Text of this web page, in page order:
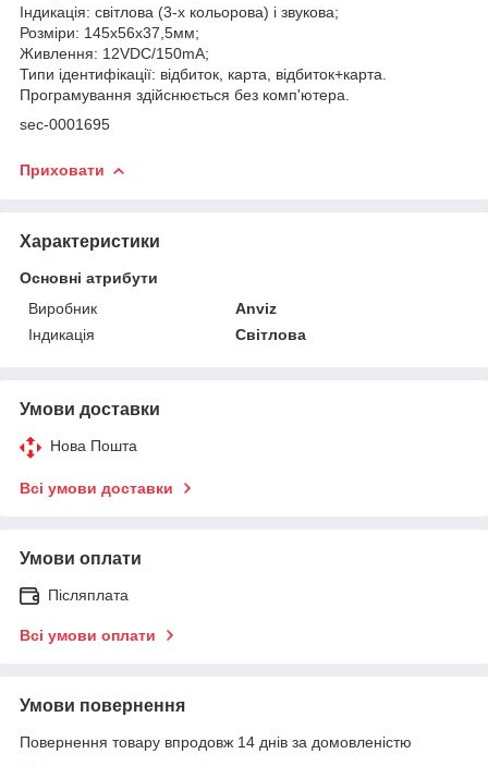
Індикація: світлова (3-х кольорова) і звукова;
Розміри: 145х56х37,5мм;
Живлення: 12VDC/150mA;
Типи ідентифікації: відбиток, карта, відбиток+карта.
Програмування здійснюється без комп'ютера.
sec-0001695
Приховати
Характеристики
Основні атрибути
Виробник
Anviz
Індикація
Світлова
Умови доставки
Нова Пошта
Всі умови доставки
Умови оплати
Післяплата
Всі умови оплати
Умови повернення
Повернення товару впродовж 14 днів за домовленістю